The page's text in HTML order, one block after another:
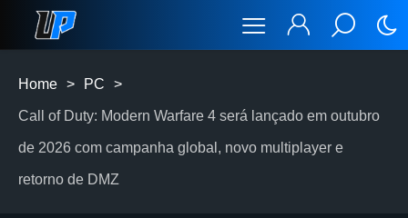
Home > PC >
Call of Duty: Modern Warfare 4 será lançado em outubro
de 2026 com campanha global, novo multiplayer e
retorno de DMZ